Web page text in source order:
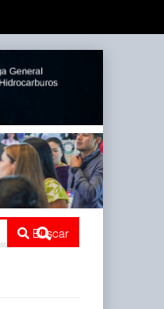
Buscar